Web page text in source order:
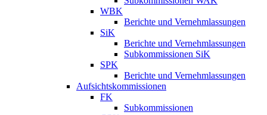
WBK
Berichte und Vernehmlassungen
SiK
Berichte und Vernehmlassungen
Subkommissionen SiK
SPK
Berichte und Vernehmlassungen
Aufsichtskommissionen
FK
Subkommissionen